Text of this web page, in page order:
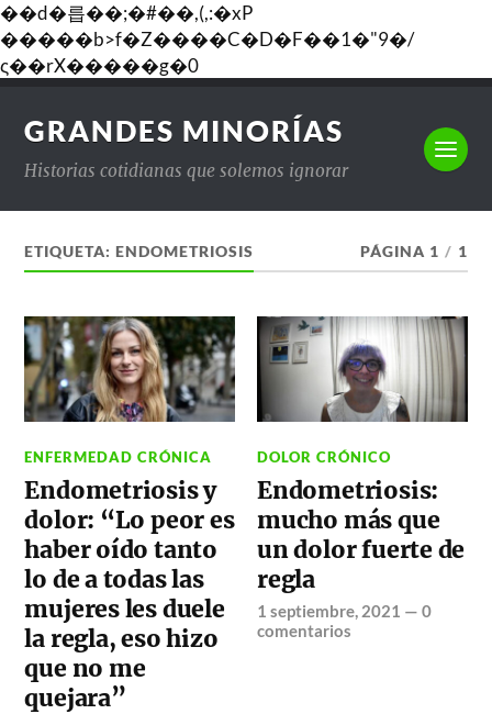
��d�릅��;�#��,(,:�xP
�����b>f�Z����C�D�F��1�"9�/
ς��rX�����g�0
GRANDES MINORÍAS
Historias cotidianas que solemos ignorar
ETIQUETA:ENDOMETRIOSIS PÁGINA 1 / 1
ENFERMEDAD CRÓNICA
Endometriosis y
dolor: “Lo peor es
haber oído tanto
lo de a todas las
mujeres les duele
la regla, eso hizo
que no me
quejara”
DOLOR CRÓNICO
Endometriosis:
mucho más que
un dolor fuerte de
regla
1 septiembre, 2021 —0
comentarios